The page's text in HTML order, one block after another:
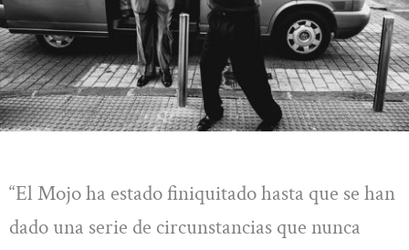
“El Mojo ha estado finiquitado hasta que se han
dado una serie de circunstancias que nunca